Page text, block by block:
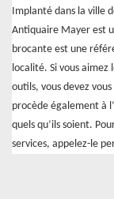
Implanté dans la ville
Antiquaire Mayer est
brocante est une
localité. Si vous aimez
outils, vous devez
procède également à
quels qu’ils soient.
services, appelez-le